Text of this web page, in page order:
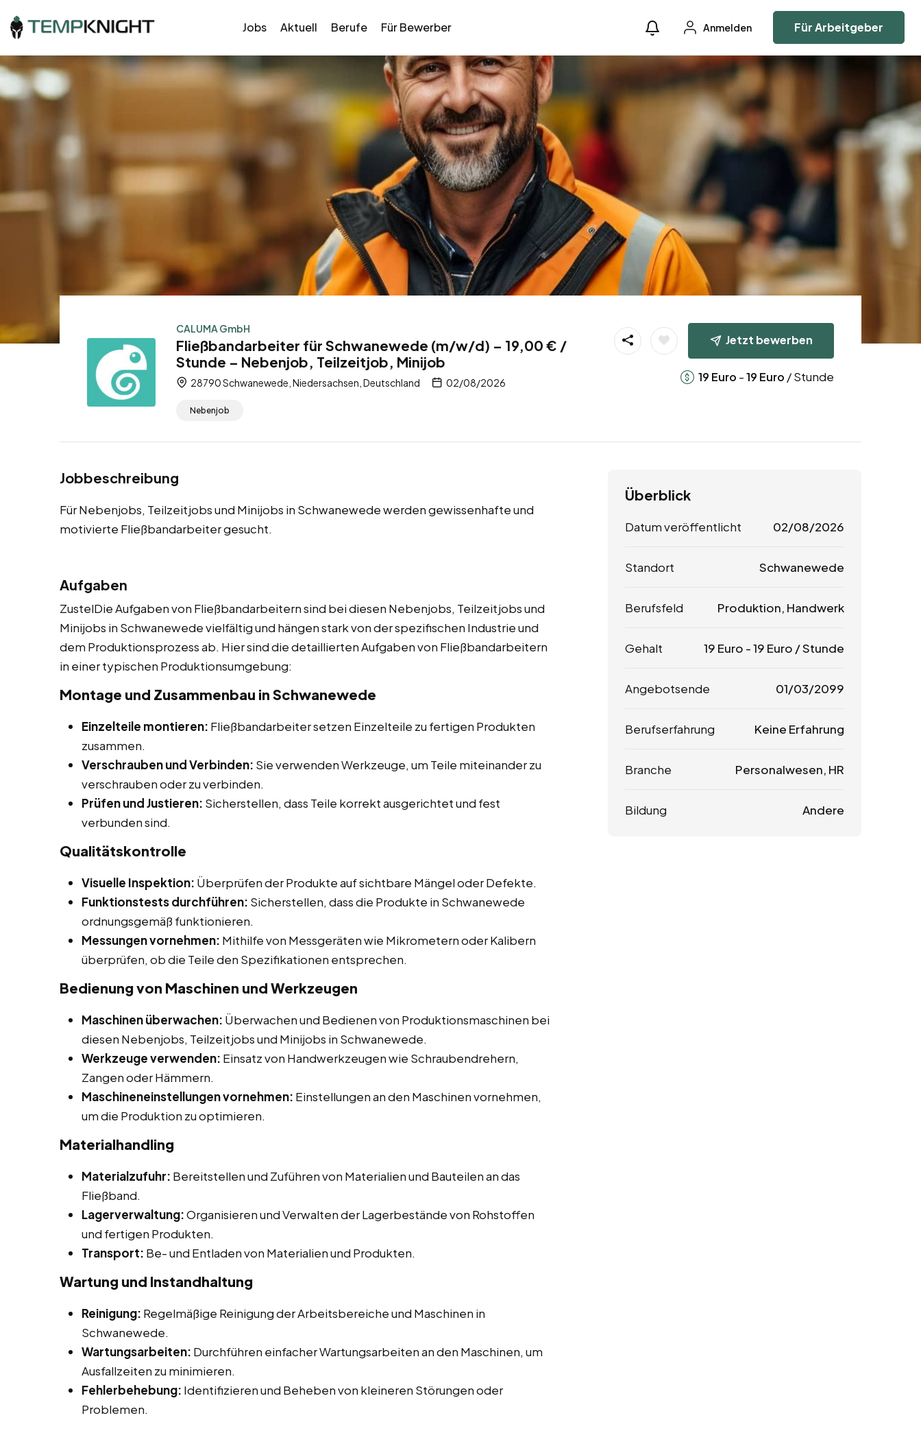
Jobs Aktuell Berufe Für Bewerber Anmelden Für Arbeitgeber
CALUMA GmbH
Fließbandarbeiter für Schwanewede (m/w/d) – 19,00 € /
Stunde – Nebenjob, Teilzeitjob, Minijob
28790 Schwanewede, Niedersachsen, Deutschland 02/08/2026
Nebenjob
Jetzt bewerben
19 Euro -19 Euro / Stunde
Jobbeschreibung
Für Nebenjobs, Teilzeitjobs und Minijobs in Schwanewede werden gewissenhafte und
motivierte Fließbandarbeiter gesucht.
Aufgaben
ZustelDie Aufgaben von Fließbandarbeitern sind bei diesen Nebenjobs, Teilzeitjobs und
Minijobs in Schwanewede vielfältig und hängen stark von der spezifischen Industrie und
dem Produktionsprozess ab. Hier sind die detaillierten Aufgaben von Fließbandarbeitern
in einer typischen Produktionsumgebung:
Montage und Zusammenbau in Schwanewede
Einzelteile montieren: Fließbandarbeiter setzen Einzelteile zu fertigen Produkten
zusammen.
Verschrauben und Verbinden: Sie verwenden Werkzeuge, um Teile miteinander zu
verschrauben oder zu verbinden.
Prüfen und Justieren: Sicherstellen, dass Teile korrekt ausgerichtet und fest
verbunden sind.
Qualitätskontrolle
Visuelle Inspektion: Überprüfen der Produkte auf sichtbare Mängel oder Defekte.
Funktionstests durchführen: Sicherstellen, dass die Produkte in Schwanewede
ordnungsgemäß funktionieren.
Messungen vornehmen: Mithilfe von Messgeräten wie Mikrometern oder Kalibern
überprüfen, ob die Teile den Spezifikationen entsprechen.
Bedienung von Maschinen und Werkzeugen
Maschinen überwachen: Überwachen und Bedienen von Produktionsmaschinen bei
diesen Nebenjobs, Teilzeitjobs und Minijobs in Schwanewede.
Werkzeuge verwenden: Einsatz von Handwerkzeugen wie Schraubendrehern,
Zangen oder Hämmern.
Maschineneinstellungen vornehmen: Einstellungen an den Maschinen vornehmen,
um die Produktion zu optimieren.
Materialhandling
Materialzufuhr: Bereitstellen und Zuführen von Materialien und Bauteilen an das
Fließband.
Lagerverwaltung:Organisieren und Verwalten der Lagerbestände von Rohstoffen
und fertigen Produkten.
Transport: Be- und Entladen von Materialien und Produkten.
Wartung und Instandhaltung
Reinigung: Regelmäßige Reinigung der Arbeitsbereiche und Maschinen in
Schwanewede.
Wartungsarbeiten: Durchführen einfacher Wartungsarbeiten an den Maschinen, um
Ausfallzeiten zu minimieren.
Fehlerbehebung: Identifizieren und Beheben von kleineren Störungen oder
Problemen.
Überblick
Datum veröffentlicht 02/08/2026
Standort Schwanewede
Berufsfeld Produktion, Handwerk
Gehalt 19 Euro -19 Euro / Stunde
Angebotsende 01/03/2099
Berufserfahrung Keine Erfahrung
Branche Personalwesen, HR
Bildung Andere